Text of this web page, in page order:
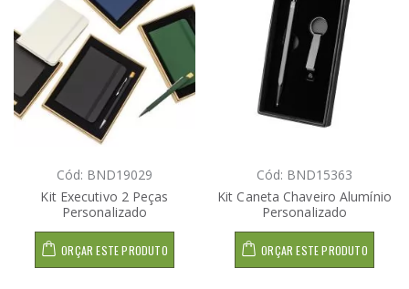
Cód: BND19029
Kit Executivo 2 Peças
Personalizado
ORÇAR ESTE PRODUTO
Cód: BND15363
Kit Caneta Chaveiro Alumínio
Personalizado
ORÇAR ESTE PRODUTO